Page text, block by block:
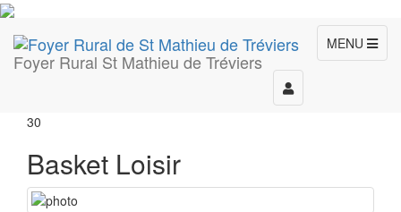
Foyer Rural St Mathieu de Tréviers
MENU
Toggle
navigation
30
Basket Loisir